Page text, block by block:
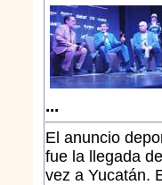
...
El anuncio
fue la llegada
vez a Yucatán.